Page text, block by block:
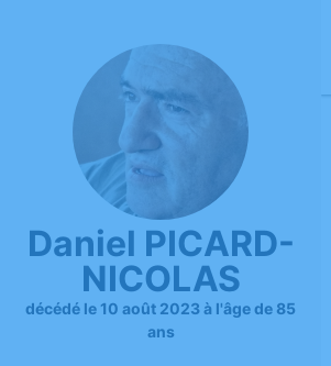
Daniel PICARD-
NICOLAS
décédé le 10 août 2023 à l'âge de 85
ans